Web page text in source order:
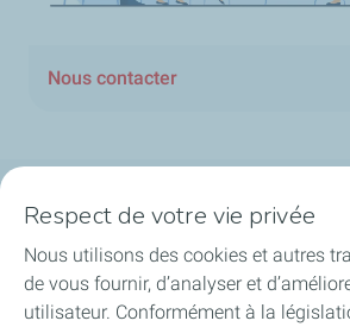
Nous contacter
La société
Nos métiers
Respect de votre vie privée
Nous utilisons des cookies et autres
de vous fournir, d’analyser et
utilisateur. Conformément à la